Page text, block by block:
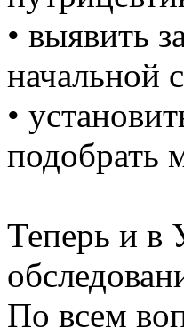
• выявить
начальной
•
подобрать
Теперь и в
По всем